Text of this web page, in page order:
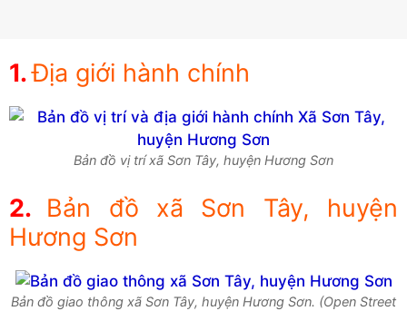
Địa giới hành chính
Bản đồ vị trí xã Sơn Tây, huyện Hương Sơn
Bản đồ xã Sơn Tây, huyện
Hương Sơn
Bản đồ giao thông xã Sơn Tây, huyện Hương Sơn. (Open Street